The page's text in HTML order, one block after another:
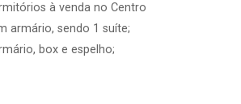
à venda no Centro
armário, sendo 1 suíte;
box e espelho;